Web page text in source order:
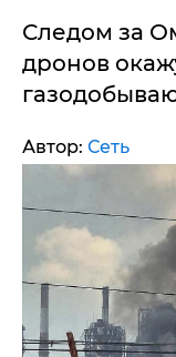
Следом за
дронов
Автор: Сеть